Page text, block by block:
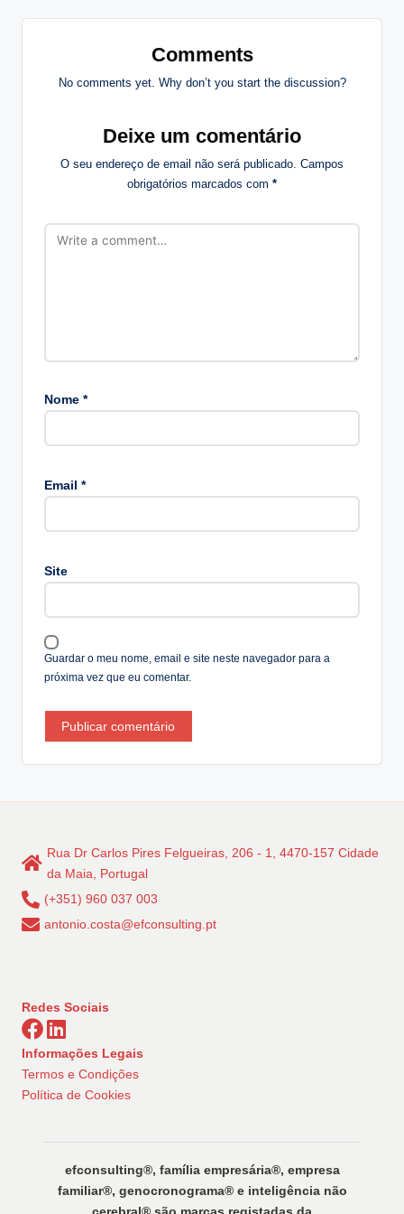
Comments
No comments yet. Why don’t you start the discussion?
Deixe um comentário
O seu endereço de email não será publicado. Campos
obrigatórios marcados com *
Nome *
Email *
Site
Guardar o meu nome, email e site neste navegador para a
próxima vez que eu comentar.
e
ti
e
:
Rua Dr Carlos Pires Felgueiras, 206 - 1, 4470-157 Cidade
da Maia, Portugal
(+351) 960 037 003
antonio.costa@efconsulting.pt
Redes Sociais
Informações Legais
Termos e Condições
Política de Cookies
efconsulting®️, família empresária®️, empresa
familiar®️, genocronograma®️ e inteligência não